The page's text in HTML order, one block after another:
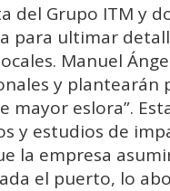
del Grupo ITM y
para ultimar
Manuel
y plantearán
eslora”.
y estudios de
la empresa
el puerto, lo